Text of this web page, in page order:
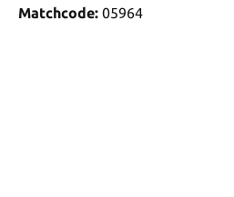
Matchcode: 05964